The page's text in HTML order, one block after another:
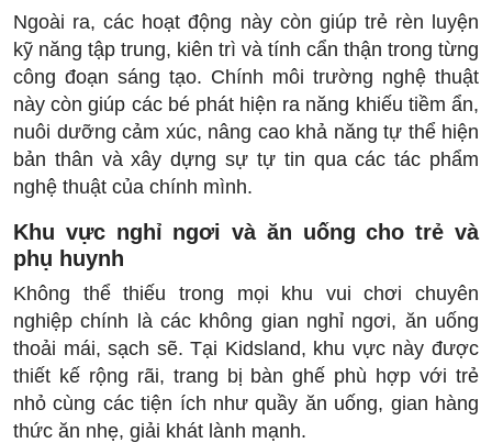
Ngoài ra, các hoạt động này còn giúp trẻ rèn luyện
kỹ năng tập trung, kiên trì và tính cẩn thận trong từng
công đoạn sáng tạo. Chính môi trường nghệ thuật
này còn giúp các bé phát hiện ra năng khiếu tiềm ẩn,
nuôi dưỡng cảm xúc, nâng cao khả năng tự thể hiện
bản thân và xây dựng sự tự tin qua các tác phẩm
nghệ thuật của chính mình.
Khu vực nghỉ ngơi và ăn uống cho trẻ và
phụ huynh
Không thể thiếu trong mọi khu vui chơi chuyên
nghiệp chính là các không gian nghỉ ngơi, ăn uống
thoải mái, sạch sẽ. Tại Kidsland, khu vực này được
thiết kế rộng rãi, trang bị bàn ghế phù hợp với trẻ
nhỏ cùng các tiện ích như quầy ăn uống, gian hàng
thức ăn nhẹ, giải khát lành mạnh.